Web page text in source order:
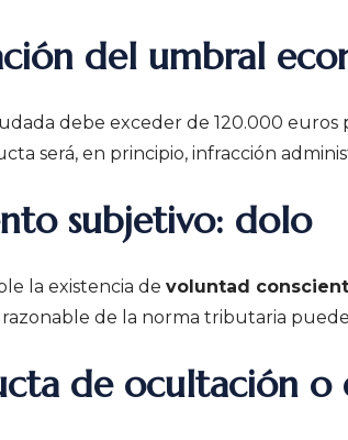
del umbral
debe exceder de 120.000 euros
será, en principio, infracción
subjetivo: dolo
la existencia de voluntad
de la norma tributaria
de ocultación o